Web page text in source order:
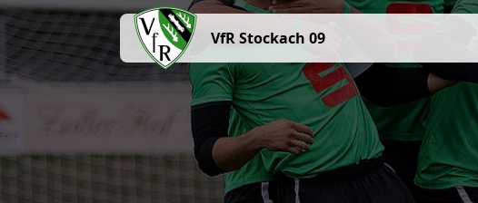
VfR Stockach 09